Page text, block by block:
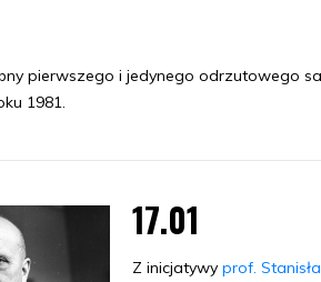
pierwszego i jedynego odrzutowego
1981.
17.01
Z inicjatywy prof.